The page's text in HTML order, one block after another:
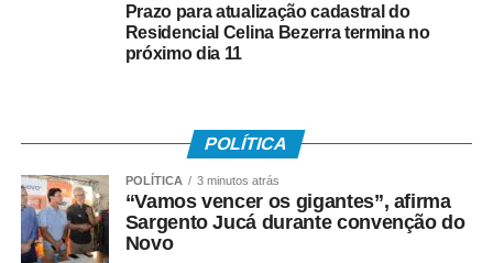
• Recebeu remuneração média mensal de até R$ 2.766
empregador no e-Social.
Instituído pela Lei nº 7.998/90, o abono salarial pode
chegar até a um salário mínimo, proporcional ao
período trabalhado. Os recursos vêm do Fundo de
Prazo para atualização cadastral do
Residencial Celina Bezerra termina no
próximo dia 11
POLÍTICA
POLÍTICA 3 minutos atrás
“Vamos vencer os gigantes”, afirma
Sargento Jucá durante convenção do
Novo